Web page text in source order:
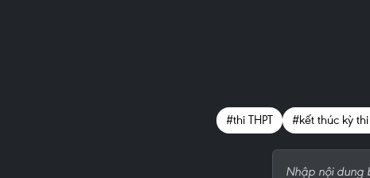
#thi THPT #kết thúc kỳ thi